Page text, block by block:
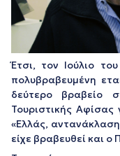
Έτσι, τον Ιούλιο
πολυβραβευμένη
δεύτερο βραβείο
Τουριστικής Αφίσας
«Ελλάς,
είχε βραβευθεί και